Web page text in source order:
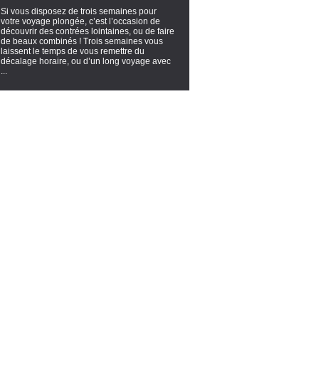
Si vous disposez de trois semaines pour
votre voyage plongée, c’est l’occasion de
découvrir des contrées lointaines, ou de faire
de beaux combinés ! Trois semaines vous
laissent le temps de vous remettre du
décalage horaire, ou d’un long voyage avec
...